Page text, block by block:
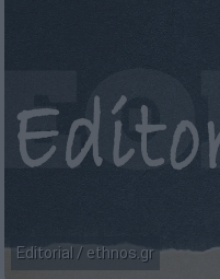
Editorial / ethnos.gr